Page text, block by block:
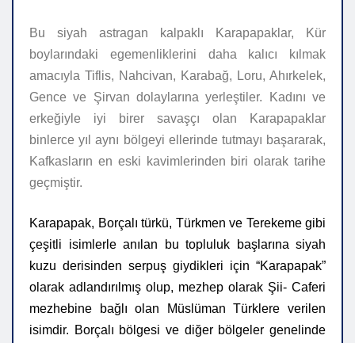
Bu siyah astragan kalpaklı Karapapaklar, Kür
boylarındaki egemenliklerini daha kalıcı kılmak
amacıyla Tiflis, Nahcivan, Karabağ, Loru, Ahırkelek,
Gence ve Şirvan dolaylarına yerleştiler. Kadını ve
erkeğiyle iyi birer savaşçı olan Karapapaklar
binlerce yıl aynı bölgeyi ellerinde tutmayı başararak,
Kafkasların en eski kavimlerinden biri olarak tarihe
geçmiştir.
Karapapak, Borçalı türkü, Türkmen ve Terekeme gibi
çeşitli isimlerle anılan bu topluluk başlarına siyah
kuzu derisinden serpuş giydikleri için “Karapapak”
olarak adlandırılmış olup, mezhep olarak Şii- Caferi
mezhebine bağlı olan Müslüman Türklere verilen
isimdir. Borçalı bölgesi ve diğer bölgeler genelinde